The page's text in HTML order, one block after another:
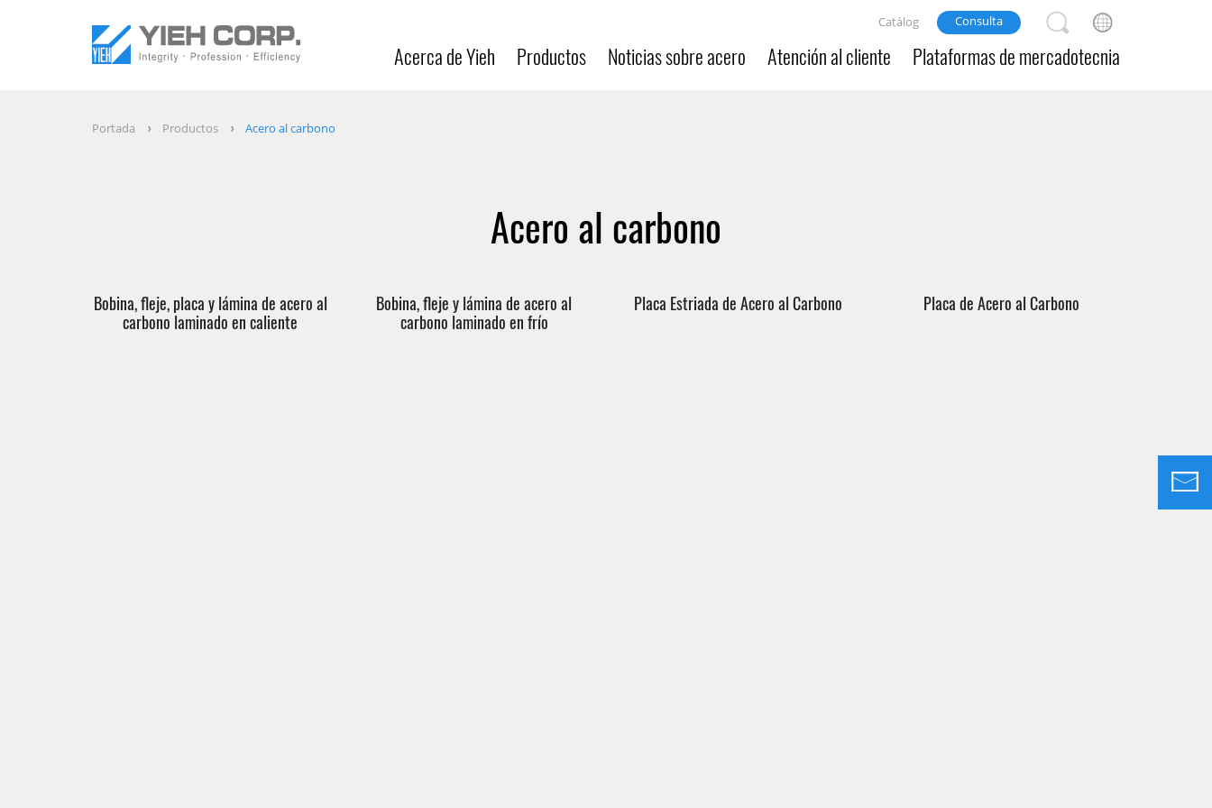
Acerca de Yieh Productos Noticias sobre acero Atención al cliente Plataformas de mercadotecnia
Catálog Consulta
Portada Productos Acero al carbono
Acero al carbono
Bobina, fleje, placa y lámina de acero al
carbono laminado en caliente
Bobina, fleje y lámina de acero al
carbono laminado en frío
Placa Estriada de Acero al Carbono Placa de Acero al Carbono